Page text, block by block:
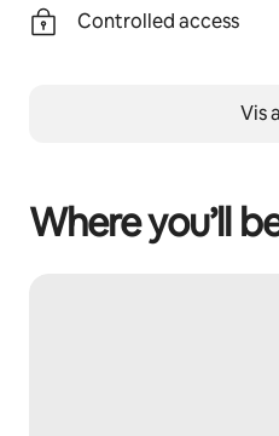
Controlled access
Vis
Where you’ll